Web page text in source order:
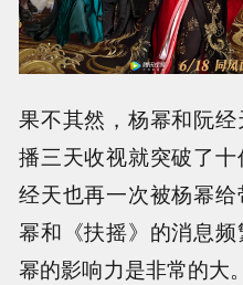
果不其然，杨幂和阮
播三天收视就突破了
经天也再一次被杨幂
幂和《扶摇》的消息
幂的影响力是非常的大